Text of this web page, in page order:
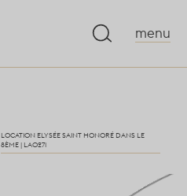
menu
LOCATION ELYSÉE SAINT HONORÉ DANS LE
8ÈME | LA0271